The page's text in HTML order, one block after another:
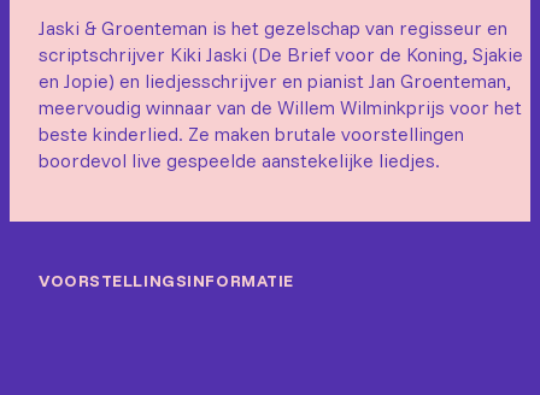
Jaski & Groenteman is het gezelschap van regisseur en
scriptschrijver Kiki Jaski (De Brief voor de Koning, Sjakie
en Jopie) en liedjesschrijver en pianist Jan Groenteman,
meervoudig winnaar van de Willem Wilminkprijs voor het
beste kinderlied. Ze maken brutale voorstellingen
boordevol live gespeelde aanstekelijke liedjes.
VOORSTELLINGSINFORMATIE